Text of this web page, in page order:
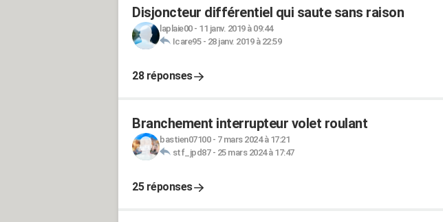
Disjoncteur différentiel qui saute sans raison
laplaie00- 11 janv. 2019 à 09:44
Icare95- 28 janv. 2019 à 22:59
28 réponses
Branchement interrupteur volet roulant
bastien07100- 7 mars 2024 à 17:21
stf_jpd87- 25 mars 2024 à 17:47
25 réponses